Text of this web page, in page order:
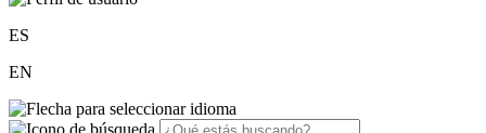
ES
EN